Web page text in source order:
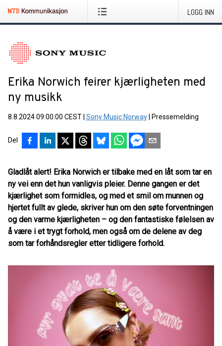
LOGG INN
Erika Norwich feirer kjærligheten med
ny musikk
8.8.2024 09:00:00 CEST Sony Music Norway Pressemelding
Del
Gladlåt alert! Erika Norwich er tilbake med en låt som tar en
ny vei enn det hun vanligvis pleier. Denne gangen er det
kjærlighet som formidles, og med et smil om munnen og
hjertet fullt av glede, skriver hun om den søte forventningen
og den varme kjærligheten – og den fantastiske følelsen av
å være i et trygt forhold, men også om de delene av deg
som tar forhåndsregler etter tidligere forhold.